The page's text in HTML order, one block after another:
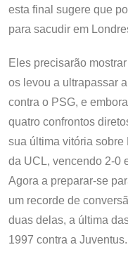
esta final sugere que
para sacudir em
Eles precisarão
os levou a ultrapassar
contra o PSG, e
quatro confrontos
sua última vitória sobre
da UCL, vencendo 2-0
Agora a preparar-se
um recorde de
duas delas, a última
1997 contra a Juventus.